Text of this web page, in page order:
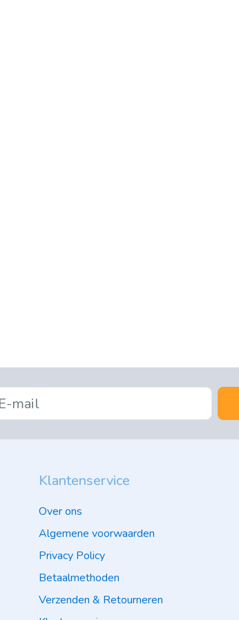
Klantenservice
Over ons
Algemene voorwaarden
Privacy Policy
Betaalmethoden
Verzenden & Retourneren